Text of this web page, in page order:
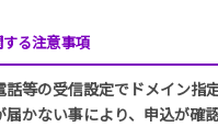
る注意事項
等の受信設定でドメイン指
届かない事により、申込が確